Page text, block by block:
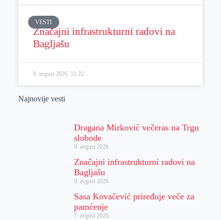
VESTI
Značajni infrastrukturni radovi na
Bagljašu
8. avgust 2026. 11:22
Najnovije vesti
Dragana Mirković večeras na Trgu
slobode
8. avgust 2026.
Značajni infrastrukturni radovi na
Bagljašu
8. avgust 2026.
Sasa Kovačević priređuje veče za
pamćenje
7. avgust 2026.